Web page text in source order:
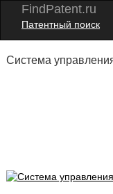
FindPatent.ru
Патентный поиск
Система